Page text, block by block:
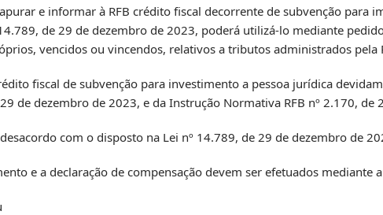
e informar à RFB crédito fiscal decorrente de subvenção para
de 29 de dezembro de 2023, poderá utilizá-lo mediante
vencidos ou vincendos, relativos a tributos administrados pela
fiscal de subvenção para investimento a pessoa jurídica
de dezembro de 2023, e da Instrução Normativa RFB nº 2.170, de
com o disposto na Lei nº 14.789, de 29 de dezembro de
e a declaração de compensação devem ser efetuados mediante